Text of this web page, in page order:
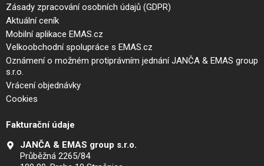
Zásady zpracování osobních údajů (GDPR)
Aktuální ceník
Mobilní aplikace EMAS.cz
Velkoobchodní spolupráce s EMAS.cz
Oznámení o možném protiprávním jednání JANČA & EMAS group
s.r.o.
Vrácení objednávky
Cookies
Fakturační údaje
JANČA & EMAS group s.r.o.
Průběžná 2265/84